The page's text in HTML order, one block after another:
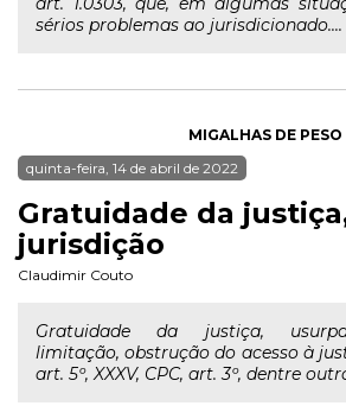
sérios problemas ao jurisdicionado....
MIGALHAS DE PESO
quinta-feira, 14 de abril de 2022
Gratuidade da
jurisdição
Claudimir Couto
Gratuidade da justiça,
limitação, obstrução do acesso à
art. 5º, XXXV, CPC, art. 3º, dentre